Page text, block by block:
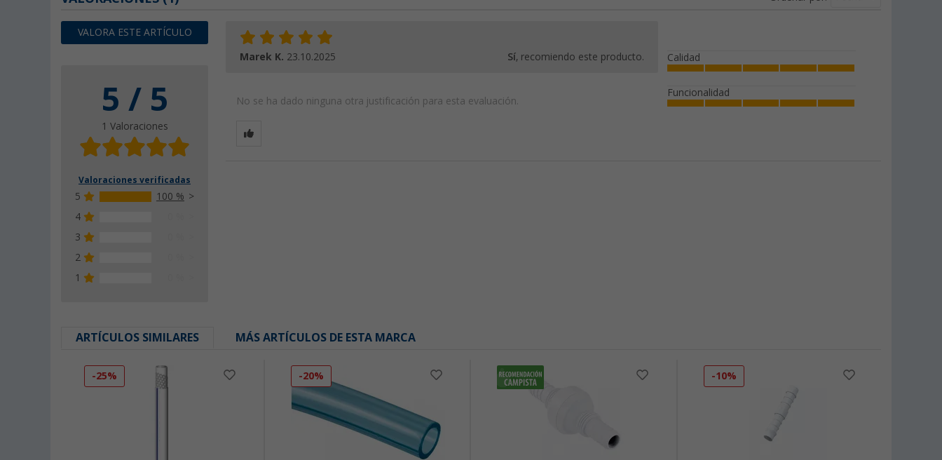
VALORA ESTE ARTÍCULO
5 / 5
1 Valoraciones
Valoraciones verificadas
5
100 %
4
3
2
1
Marek K. 23.10.2025 Sí, recomiendo este producto.
No se ha dado ninguna otra justificación para esta evaluación.
Calidad
Funcionalidad
ARTÍCULOS SIMILARES MÁS ARTÍCULOS DE ESTA MARCA
-25% -20% -10%